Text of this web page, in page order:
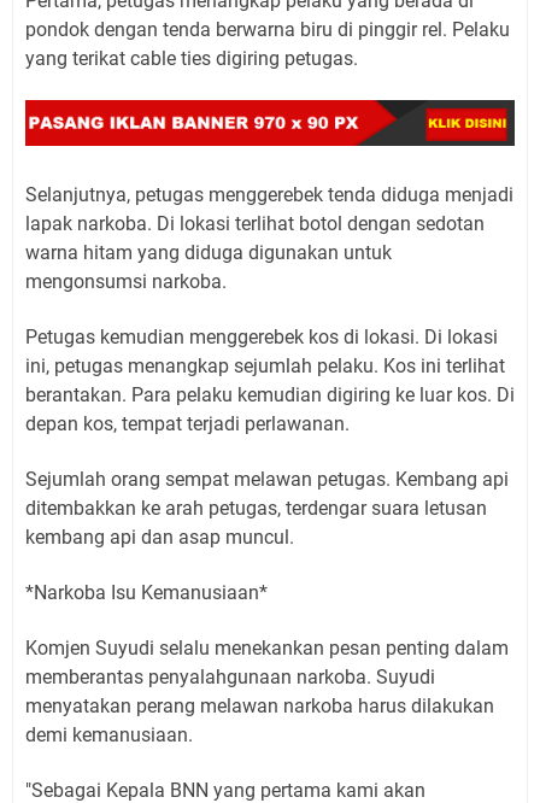
pondok dengan tenda berwarna biru di pinggir rel. Pelaku
yang terikat cable ties digiring petugas.
Selanjutnya, petugas menggerebek tenda diduga menjadi
lapak narkoba. Di lokasi terlihat botol dengan sedotan
warna hitam yang diduga digunakan untuk
mengonsumsi narkoba.
Petugas kemudian menggerebek kos di lokasi. Di lokasi
ini, petugas menangkap sejumlah pelaku. Kos ini terlihat
berantakan. Para pelaku kemudian digiring ke luar kos. Di
depan kos, tempat terjadi perlawanan.
Sejumlah orang sempat melawan petugas. Kembang api
ditembakkan ke arah petugas, terdengar suara letusan
kembang api dan asap muncul.
*Narkoba Isu Kemanusiaan*
Komjen Suyudi selalu menekankan pesan penting dalam
memberantas penyalahgunaan narkoba. Suyudi
menyatakan perang melawan narkoba harus dilakukan
demi kemanusiaan.
"Sebagai Kepala BNN yang pertama kami akan